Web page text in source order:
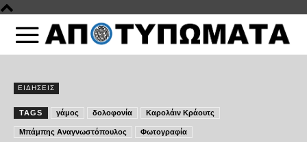
ΕΙΔΗΣΕΙΣ
TAGS γάμος δολοφονία Καρολάιν Κράουτς
Μπάμπης Αναγνωστόπουλος Φωτογραφία